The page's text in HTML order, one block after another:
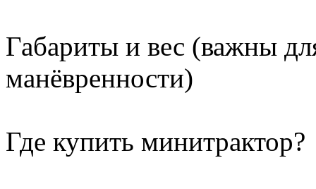
Габариты и вес (важны
манёвренности)
Где купить минитрактор?